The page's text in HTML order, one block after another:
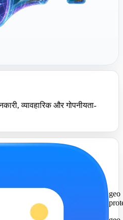
व्यावहारिक और गोपनीयता-
geo